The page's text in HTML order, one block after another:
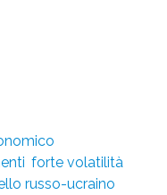
forte volatilità
russo-ucraino